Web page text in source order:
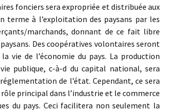
fonciers sera expropriée et distribuée aux
terme à l’exploitation des paysans par les
marchands, donnant de ce fait libre
Des coopératives volontaires seront
vie de l’économie du pays. La production
publique, c-à-d du capital national, sera
de l’état. Cependant, ce sera
principal dans l’industrie et le commerce
du pays. Ceci facilitera non seulement la